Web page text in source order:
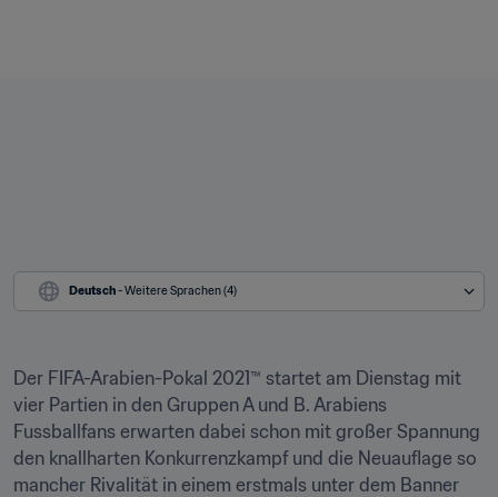
Deutsch - Weitere Sprachen (4)
Der FIFA-Arabien-Pokal 2021™ startet am Dienstag mit
vier Partien in den Gruppen A und B. Arabiens
Fussballfans erwarten dabei schon mit großer Spannung
den knallharten Konkurrenzkampf und die Neuauflage so
mancher Rivalität in einem erstmals unter dem Banner